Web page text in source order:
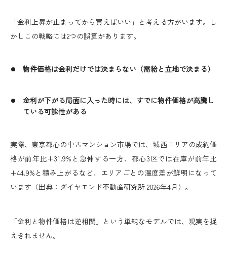
「金利上昇が止まってから買えばいい」と考える方がいます。し
かしこの戦略には2つの誤算があります。
物件価格は金利だけでは決まらない（需給と立地で決まる）
金利が下がる局面に入った時には、すでに物件価格が高騰し
ている可能性がある
実際、東京都心の中古マンション市場では、城西エリアの成約価
格が前年比+31.9%と急伸する一方、都心3区では在庫が前年比
+44.9%と積み上がるなど、エリアごとの温度差が鮮明になって
います（出典：ダイヤモンド不動産研究所 2026年4月）。
「金利と物件価格は逆相関」という単純なモデルでは、現実を捉
えきれません。